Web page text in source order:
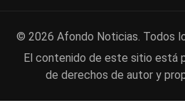
© 2026 Afondo Noticias. Todos
El contenido de este sitio está
de derechos de autor y